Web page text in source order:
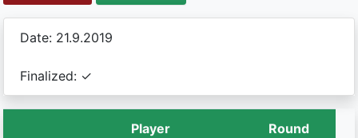
Date: 21.9.2019
Finalized: ✓
Player
Round